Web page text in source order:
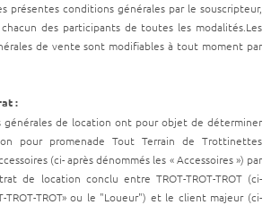
présentes conditions générales par le souscripteur,
des participants de toutes les modalités.Les
de vente sont modifiables à tout moment par
:
générales de location ont pour objet de déterminer
pour promenade Tout Terrain de Trottinettes
(ci- après dénommés les « Accessoires ») par
de location conclu entre TROT-TROT-TROT (ci-
TROT-TROT» ou le "Loueur") et le client majeur (ci-